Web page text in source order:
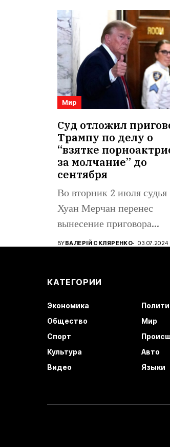
Мир
Суд отложил
Трампу по делу о
“взятке
за молчание” до
сентября
Во вторник 2 июля судья
Хуан Мерчан перенес
вынесение приговора
кандидату в...
BYВАЛЕРІЙ СКЛЯРЕНКО 03.07.2024
КАТЕГОРИИ
Экономика
Общество
Мир
Спорт
Культура
Авто
Видео
Языки